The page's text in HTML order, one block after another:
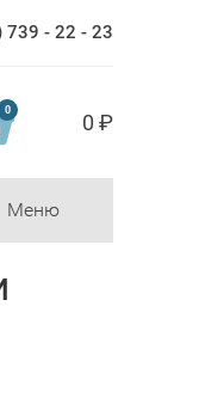
739 - 22 - 23
0 0 ₽
Меню